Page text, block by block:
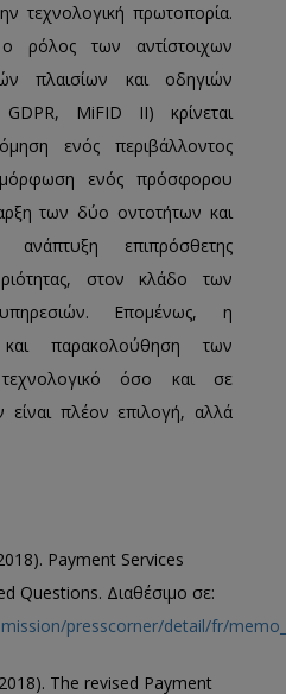
τεχνολογική πρωτοπορία.
ρόλος των αντίστοιχων
πλαισίων και οδηγιών
MiFID II) κρίνεται
ενός περιβάλλοντος
ενός πρόσφορου
των δύο οντοτήτων και
επιπρόσθετης
στον κλάδο των
υπηρεσιών. Επομένως, η
παρακολούθηση των
όσο και σε
είναι πλέον επιλογή, αλλά
Payment Services
Questions. Διαθέσιμο σε:
presscorner/detail/fr/
The revised Payment